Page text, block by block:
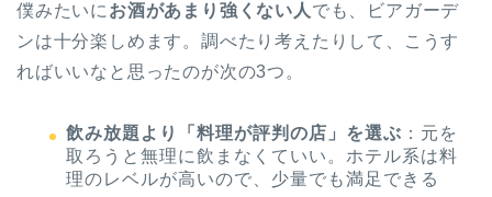
僕みたいに お酒があまり強くない人 でも、ビアガーデ
ンは十分楽しめます。調べたり考えたりして、こうす
ればいいなと思ったのが次の3つ。
飲み放題より「料理が評判の店」を選ぶ ：元を
取ろうと無理に飲まなくていい。ホテル系は料
理のレベルが高いので、少量でも満足できる